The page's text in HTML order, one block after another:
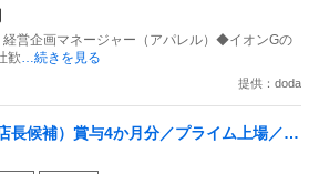
営企画マネージャー（アパレル）◆イオンGの
歓…続きを見る
提供：doda
長候補）賞与4か月分／プライム上場／残
ン多数